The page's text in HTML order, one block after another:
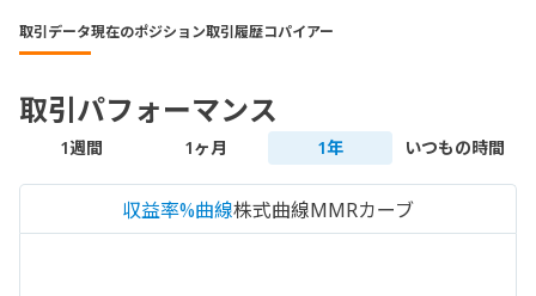
取引データ現在のポジション取引履歴コパイアー
取引パフォーマンス
1週間 1ヶ月 1年 いつもの時間
収益率%曲線株式曲線MMRカーブ